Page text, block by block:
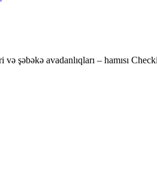
şəbəkə avadanlıqları – hamısı